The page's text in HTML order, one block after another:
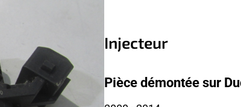
Injecteur
Pièce démontée sur